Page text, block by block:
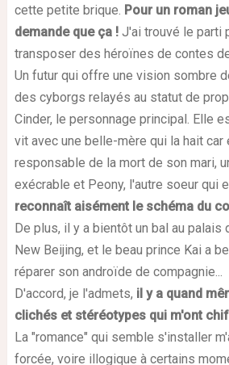
cette petite brique. Pour un roman
demande que ça !J'ai trouvé le parti
transposer des héroïnes de contes
Un futur qui offre une vision sombre
des cyborgs relayés au statut de
Cinder, le personnage principal. Elle
vit avec une belle-mère qui la hait car
responsable de la mort de son mari,
exécrable et Peony, l'autre soeur qui
reconnaît aisément le schéma du
De plus, il y a bientôt un bal au palais
New Beijing, et le beau prince Kai a
réparer son androïde de compagnie...
D'accord, je l'admets, il y a quand
clichés et stéréotypes qui m'ont
La "romance" qui semble s'installer
forcée, voire illogique à certains